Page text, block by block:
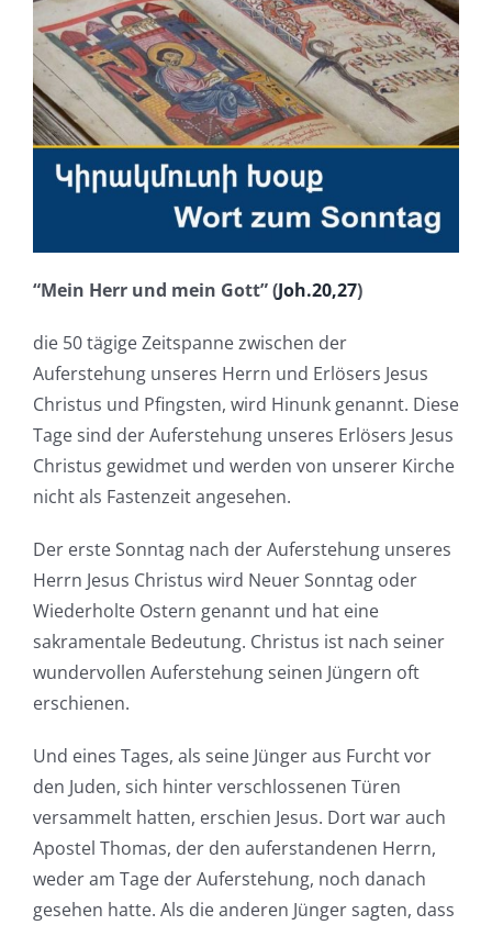
“Mein Herr und mein Gott” (Joh.20,27)
die 50 tägige Zeitspanne zwischen der
Auferstehung unseres Herrn und Erlösers Jesus
Christus und Pfingsten, wird Hinunk genannt. Diese
Tage sind der Auferstehung unseres Erlösers Jesus
Christus gewidmet und werden von unserer Kirche
nicht als Fastenzeit angesehen.
Der erste Sonntag nach der Auferstehung unseres
Herrn Jesus Christus wird Neuer Sonntag oder
Wiederholte Ostern genannt und hat eine
sakramentale Bedeutung. Christus ist nach seiner
wundervollen Auferstehung seinen Jüngern oft
erschienen.
Und eines Tages, als seine Jünger aus Furcht vor
den Juden, sich hinter verschlossenen Türen
versammelt hatten, erschien Jesus. Dort war auch
Apostel Thomas, der den auferstandenen Herrn,
weder am Tage der Auferstehung, noch danach
gesehen hatte. Als die anderen Jünger sagten, dass